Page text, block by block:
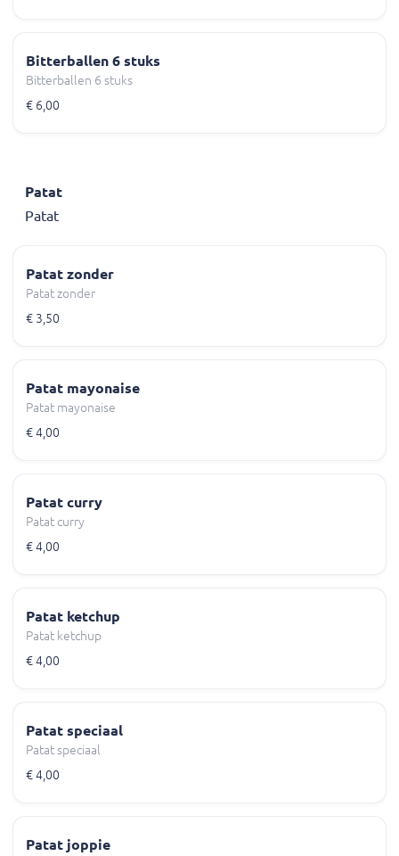
Bitterballen 6 stuks
Bitterballen 6 stuks
€ 6,00
Patat
Patat
Patat zonder
Patat zonder
€ 3,50
Patat mayonaise
Patat mayonaise
€ 4,00
Patat curry
Patat curry
€ 4,00
Patat ketchup
Patat ketchup
€ 4,00
Patat speciaal
Patat speciaal
€ 4,00
Patat joppie